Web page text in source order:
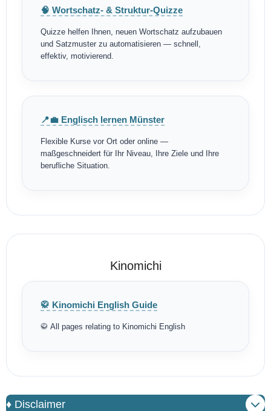
🧠 Wortschatz- & Struktur-Quizze
Quizze helfen Ihnen, neuen Wortschatz aufzubauen
und Satzmuster zu automatisieren — schnell,
effektiv, motivierend.
📍💼 Englisch lernen Münster
Flexible Kurse vor Ort oder online —
maßgeschneidert für Ihr Niveau, Ihre Ziele und Ihre
berufliche Situation.
Kinomichi
🥋 Kinomichi English Guide
🥋 All pages relating to Kinomichi English
♦️ Disclaimer